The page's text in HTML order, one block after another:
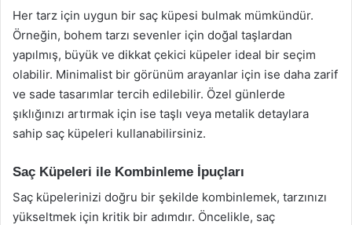
Her tarz için uygun bir saç küpesi bulmak mümkündür.
Örneğin, bohem tarzı sevenler için doğal taşlardan
yapılmış, büyük ve dikkat çekici küpeler ideal bir seçim
olabilir. Minimalist bir görünüm arayanlar için ise daha zarif
ve sade tasarımlar tercih edilebilir. Özel günlerde
şıklığınızı artırmak için ise taşlı veya metalik detaylara
sahip saç küpeleri kullanabilirsiniz.
Saç Küpeleri ile Kombinleme İpuçları
Saç küpelerinizi doğru bir şekilde kombinlemek, tarzınızı
yükseltmek için kritik bir adımdır. Öncelikle, saç